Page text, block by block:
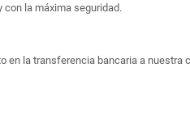
la máxima seguridad.
en la transferencia bancaria a nuestra